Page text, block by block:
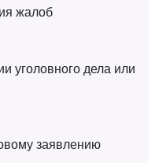
жалоб
уголовного дела или
заявлению